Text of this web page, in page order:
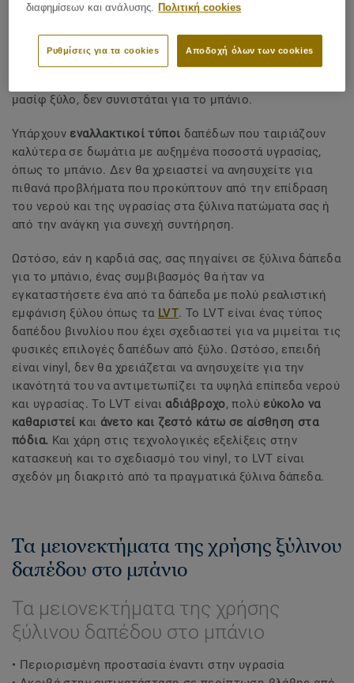
Λόγω των προκλήσεων που δημιουργούν η ύπαρξη νερού
σε μπάνια. Ακόμα και το ημιμασίφ ξύλινο δάπεδο από
σκληρό ξύλο, το οποίο είναι καλύτερο στην
μασίφ ξύλο, δεν συνιστάται για το μπάνιο.
Υπάρχουν εναλλακτικοί τύποι δαπέδων που ταιριάζουν
καλύτερα σε δωμάτια με αυξημένα ποσοστά υγρασίας,
όπως το μπάνιο. Δεν θα χρειαστεί να ανησυχείτε για
πιθανά προβλήματα που προκύπτουν από την επίδραση
του νερού και της υγρασίας στα ξύλινα πατώματα σας ή
από την ανάγκη για συνεχή συντήρηση.
Ωστόσο, εάν η καρδιά σας, σας πηγαίνει σε ξύλινα δάπεδα
για το μπάνιο, ένας συμβιβασμός θα ήταν να
εγκαταστήσετε ένα από τα δάπεδα με πολύ ρεαλιστική
εμφάνιση ξύλου όπως τα LVT. Το LVT είναι ένας τύπος
δαπέδου βινυλίου που έχει σχεδιαστεί για να μιμείται τις
φυσικές επιλογές δαπέδων από ξύλο. Ωστόσο, επειδή
είναι vinyl, δεν θα χρειάζεται να ανησυχείτε για την
ικανότητά του να αντιμετωπίζει τα υψηλά επίπεδα νερού
και υγρασίας. Το LVT είναι αδιάβροχο, πολύ εύκολο να
καθαριστεί και άνετο και ζεστό κάτω σε αίσθηση στα
πόδια. Και χάρη στις τεχνολογικές εξελίξεις στην
κατασκευή και το σχεδιασμό του vinyl, το LVT είναι
σχεδόν μη διακριτό από τα πραγματικά ξύλινα δάπεδα.
Τα μειονεκτήματα της χρήσης ξύλινου
δαπέδου στο μπάνιο
Τα μειονεκτήματα της χρήσης
ξύλινου δαπέδου στο μπάνιο
• Περιορισμένη προστασία έναντι στην υγρασία
διαφημίσεων και ανάλυσης.
Πολιτική cookies
Αποδοχή όλων των cookies
Ρυθμίσεις για τα cookies